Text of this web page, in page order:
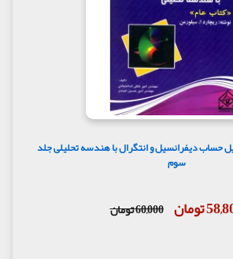
حساب دیفرانسیل و انتگرال با هندسه تحلیلی جلد
سوم
تومان 60,000 تومان